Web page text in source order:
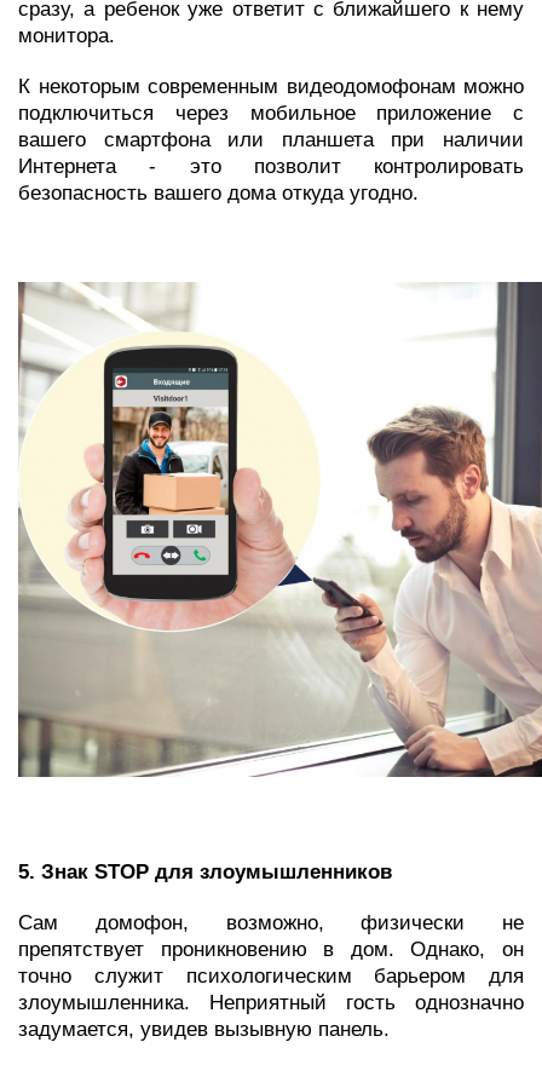
сразу, а ребенок уже ответит с ближайшего к нему
монитора.
К некоторым современным видеодомофонам можно
подключиться через мобильное приложение с
вашего смартфона или планшета при наличии
Интернета - это позволит контролировать
безопасность вашего дома откуда угодно.
5. Знак STOP для злоумышленников
Сам домофон, возможно, физически не
препятствует проникновению в дом. Однако, он
точно служит психологическим барьером для
злоумышленника. Неприятный гость однозначно
задумается, увидев вызывную панель.